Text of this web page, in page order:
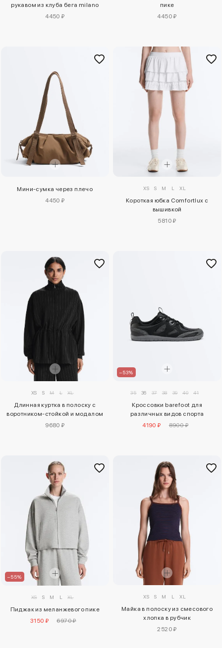
рукавом из клуба бега milano
4450 ₽
пике
4450 ₽
Мини-сумка через плечо
4450 ₽
XS S M L XL
Короткая юбка Comfortlux с
вышивкой
5810 ₽
XS S M L XL
Длинная куртка в полоску с
воротником-стойкой и модалом
9680 ₽
–53%
35 36 37 38 39 40 41
Кроссовки barefoot для
различных видов спорта
4190 ₽
8900 ₽
–55%
XS S M L XL
Пиджак из меланжевого пике
3150 ₽
6970 ₽
XS S M L XL
Майка в полоску из смесового
хлопка в рубчик
2520 ₽